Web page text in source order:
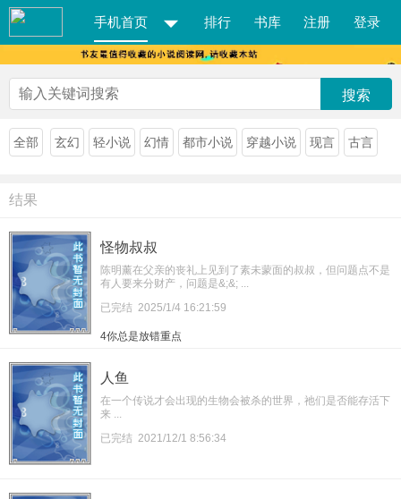
手机首页 排行 书库 注册 登录
搜索
全部 玄幻 轻小说 幻情 都市小说 穿越小说 现言 古言
结果
怪物叔叔
陈明薰在父亲的丧礼上见到了素未蒙面的叔叔，但问题点不是
有人要来分财产，问题是&;&; ...
已完结 2025/1/4 16:21:59
4你总是放错重点
人鱼
在一个传说才会出现的生物会被杀的世界，祂们是否能存活下
来 ...
已完结 2021/12/1 8:56:34